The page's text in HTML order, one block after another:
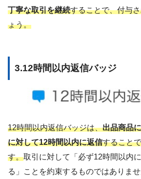
丁寧な取引を継続することで、付与
ょう。
3.12時間以内返信バッジ
12時間以内返信バッジは、出品商品
に対して12時間以内に返信すること
す。取引に対して「必ず12時間以内
る」ことを約束するものではありませ